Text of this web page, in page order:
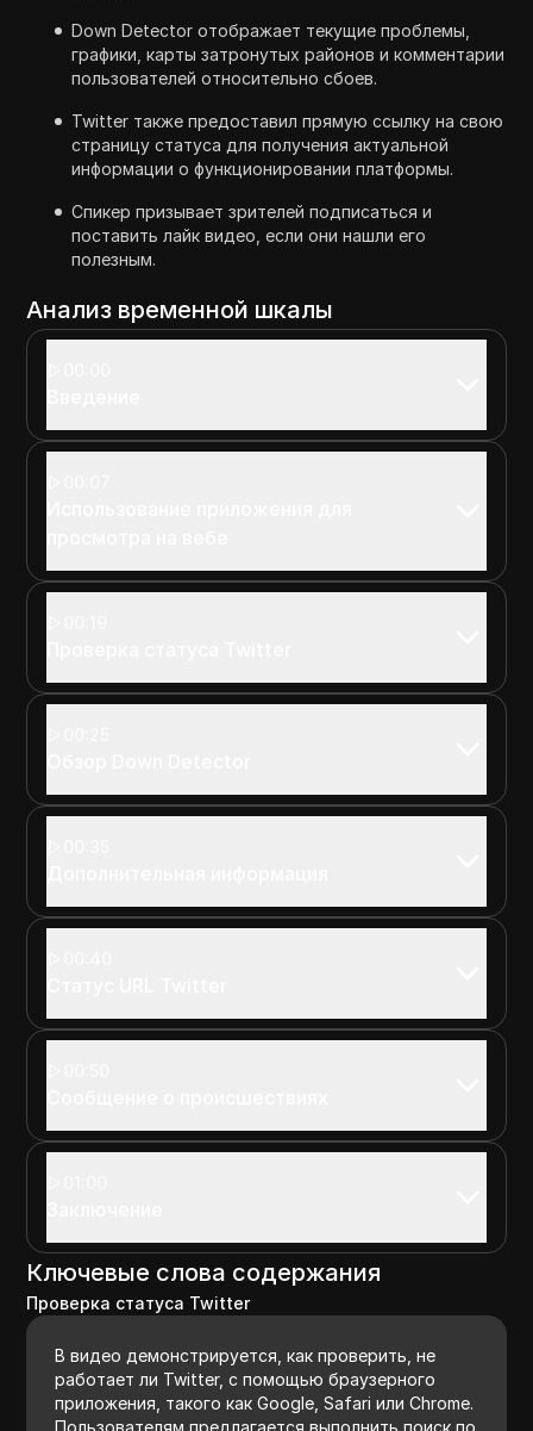
Down Detector отображает текущие проблемы,
графики, карты затронутых районов и комментарии
пользователей относительно сбоев.
Twitter также предоставил прямую ссылку на свою
страницу статуса для получения актуальной
информации о функционировании платформы.
Спикер призывает зрителей подписаться и
поставить лайк видео, если они нашли его
полезным.
Анализ временной шкалы
Ключевые слова содержания
Проверка статуса Twitter
В видео демонстрируется, как проверить, не
работает ли Twitter, с помощью браузерного
приложения, такого как Google, Safari или Chrome.
Пользователям предлагается выполнить поиск по